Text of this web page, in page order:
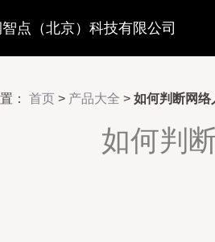
点（北京）科技有限公司
： 首页 > 产品大全 > 如何判断网络
如何判